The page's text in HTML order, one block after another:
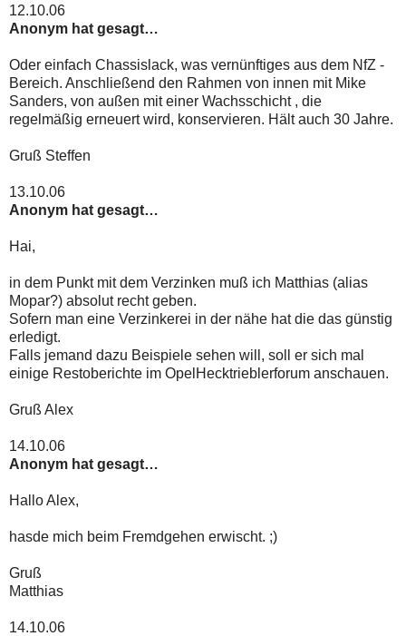
12.10.06
Anonym hat gesagt…
Oder einfach Chassislack, was vernünftiges aus dem NfZ -
Bereich. Anschließend den Rahmen von innen mit Mike
Sanders, von außen mit einer Wachsschicht , die
regelmäßig erneuert wird, konservieren. Hält auch 30 Jahre.
Gruß Steffen
13.10.06
Anonym hat gesagt…
Hai,
in dem Punkt mit dem Verzinken muß ich Matthias (alias
Mopar?) absolut recht geben.
Sofern man eine Verzinkerei in der nähe hat die das günstig
erledigt.
Falls jemand dazu Beispiele sehen will, soll er sich mal
einige Restoberichte im OpelHecktrieblerforum anschauen.
Gruß Alex
14.10.06
Anonym hat gesagt…
Hallo Alex,
hasde mich beim Fremdgehen erwischt. ;)
Gruß
Matthias
14.10.06